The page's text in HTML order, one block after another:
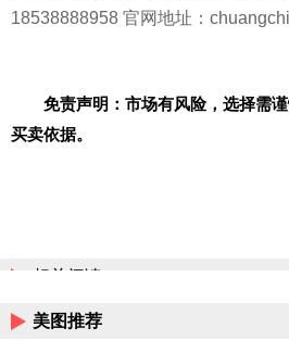
18538888958 官网地址：
免责声明：市场有风险，选择需
买卖依据。
相关阅读
美图推荐